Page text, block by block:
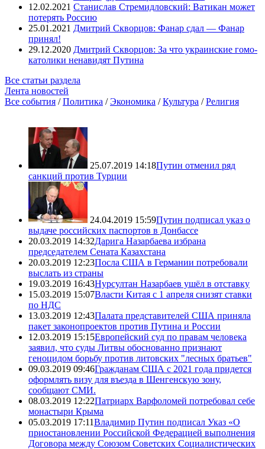
12.02.2021 Станислав Стремидловский: Ватикан может
потерять Россию
25.01.2021 Дмитрий Скворцов: Фанар сдал — Фанар
принял!
29.12.2020 Дмитрий Скворцов: За что украинские гомо-
католики ненавидят Путина
Все статьи раздела
Лента новостей
Все события /Политика /Экономика /Культура /Религия
25.07.2019 14:18Путин отменил ряд
санкций против Турции
24.04.2019 15:59Путин подписал указ о
выдаче российских паспортов в Донбассе
20.03.2019 14:32Дарига Назарбаева избрана
председателем Сената Казахстана
20.03.2019 12:23Посла США в Германии потребовали
выслать из страны
19.03.2019 16:43Нурсултан Назарбаев ушёл в отставку
15.03.2019 15:07Власти Китая с 1 апреля снизят ставки
по НДС
13.03.2019 12:43Палата представителей США приняла
пакет законопроектов против Путина и России
12.03.2019 15:15Европейский суд по правам человека
заявил, что суды Литвы обоснованно признают
геноцидом борьбу против литовских "лесных братьев"
09.03.2019 09:46Гражданам США с 2021 года придется
оформлять визу для въезда в Шенгенскую зону,
сообщают СМИ.
08.03.2019 12:22Патриарх Варфоломей потребовал себе
монастыри Крыма
05.03.2019 17:11Владимир Путин подписал Указ «О
приостановлении Российской Федерацией выполнения
Договора между Союзом Советских Социалистических